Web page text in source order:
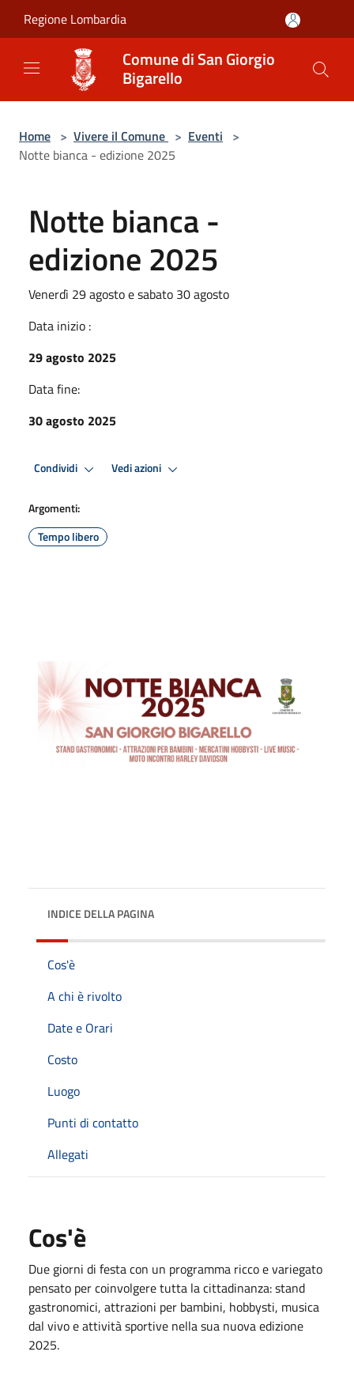
Regione Lombardia
Comune di San Giorgio
Bigarello
Home > Vivere il Comune > Eventi >
Notte bianca - edizione 2025
Notte bianca -
edizione 2025
Venerdì 29 agosto e sabato 30 agosto
Data inizio :
29 agosto 2025
Data fine:
30 agosto 2025
Condividi Vedi azioni
Argomenti:
Tempo libero
INDICE DELLA PAGINA
Cos'è
A chi è rivolto
Date e Orari
Costo
Luogo
Punti di contatto
Allegati
Cos'è
Due giorni di festa con un programma ricco e variegato
pensato per coinvolgere tutta la cittadinanza: stand
gastronomici, attrazioni per bambini, hobbysti, musica
dal vivo e attività sportive nella sua nuova edizione
2025.